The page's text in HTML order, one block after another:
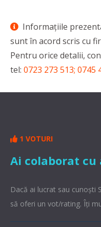
Informaţiile
sunt în acord scris cu
Pentru orice detalii,
tel: 0723 273 513; 0745
1 VOTURI
Ai colaborat cu
Dacă ai lucrat sau cunoşti
să oferi un vot/rating. Îți